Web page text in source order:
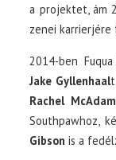
a projektet, ám
zenei karrierjére
2014-ben
Jake Gyllenhaal
Rachel
Southpawhoz,
Gibson is a